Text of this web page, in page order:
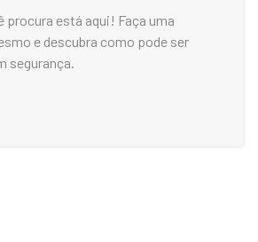
procura está aqui! Faça uma
e descubra como pode ser
segurança.